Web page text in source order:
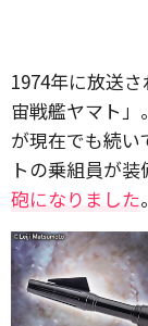
1974年に放送
宙戦艦ヤマト
が現在でも続
トの乗組員が装
砲になりました。